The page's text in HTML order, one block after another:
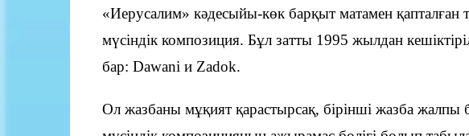
Байланыс
Уақыт
Қазақстан
«Иерусалим» кәдесыйы-көк барқыт матамен
мүсіндік композиция. Бұл затты 1995 жылдан
бар: Dawani и Zadok.
Ол жазбаны мұқият қарастырсақ, бірінші жазба жалпы